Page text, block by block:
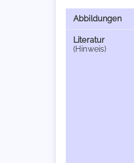
Abbildungen
Literatur
(Hinweis)